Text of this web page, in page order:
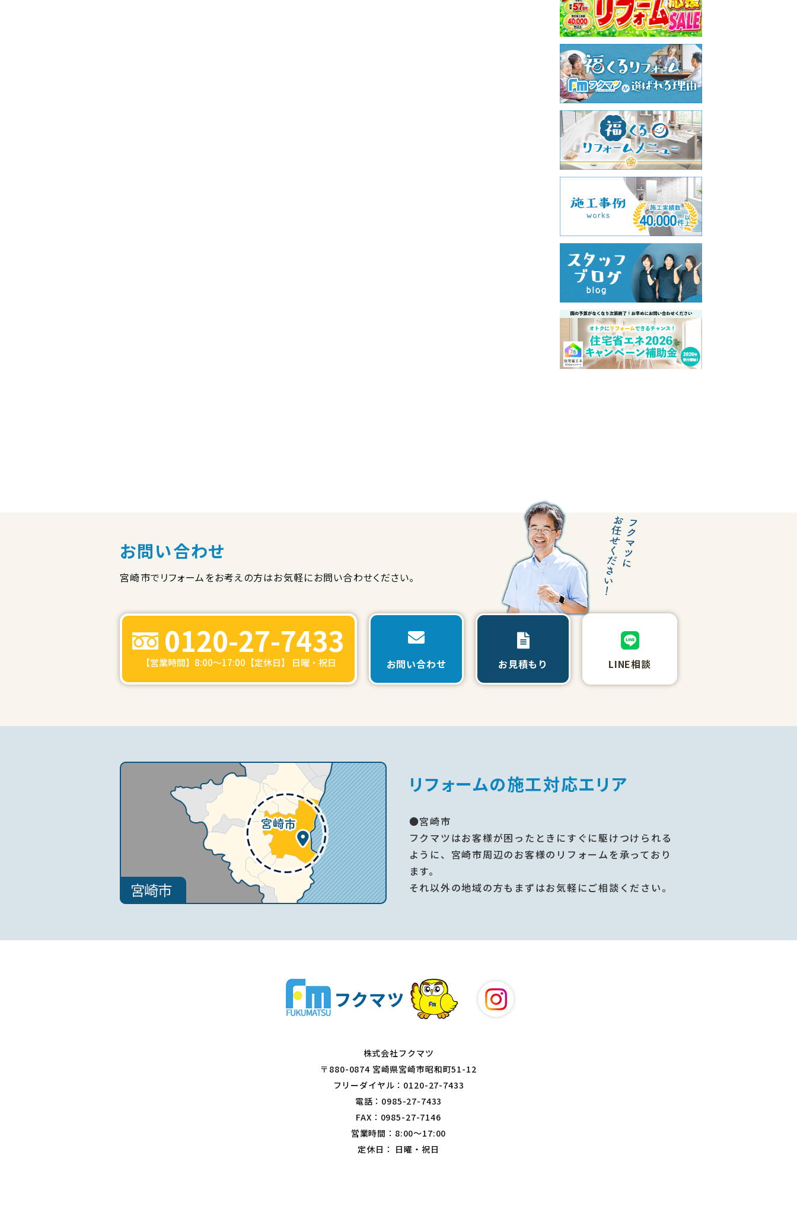
お問い合わせ
宮崎市でリフォームをお考えの方はお気軽にお問い合わせください。
0120-27-7433
【営業時間】8:00～17:00【定休日】 日曜・祝日 お問い合わせ お見積もり LINE相談
リフォームの施工対応エリア
●宮崎市
フクマツはお客様が困ったときにすぐに駆けつけられる
ように、宮崎市周辺のお客様のリフォームを承っており
ます。
それ以外の地域の方もまずはお気軽にご相談ください。
株式会社フクマツ
〒880-0874 宮崎県宮崎市昭和町51-12
フリーダイヤル：0120-27-7433
電話：0985-27-7433
FAX：0985-27-7146
営業時間：8:00～17:00
定休日： 日曜・祝日